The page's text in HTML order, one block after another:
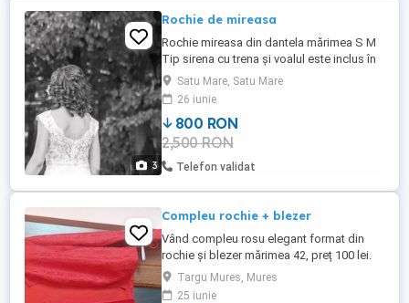
3
Rochie de mireasa
Rochie mireasa din dantela mărimea S M
Tip sirena cu trena și voalul este inclus în
preț. Preț 800 lei
Satu Mare, Satu Mare
26 iunie
800 RON
2,500 RON
Telefon validat
Compleu rochie + blezer
Vând compleu rosu elegant format din
rochie și blezer mărimea 42, preț 100 lei.
Rochia a fost purtata o singura data și
blezerul este nou.
Targu Mures, Mures
25 iunie